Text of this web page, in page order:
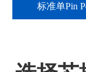
标准单Pin